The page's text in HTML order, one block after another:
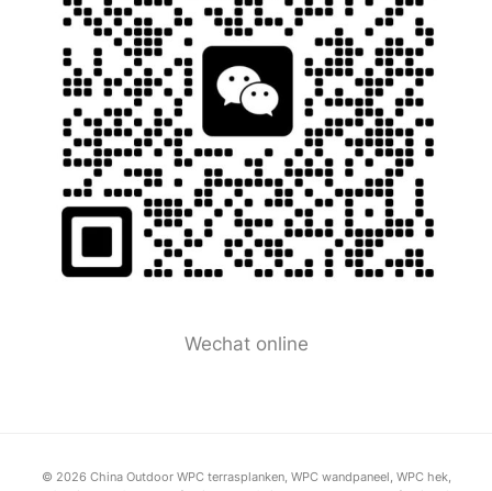
Wechat online
© 2026 China Outdoor WPC terrasplanken, WPC wandpaneel, WPC hek,